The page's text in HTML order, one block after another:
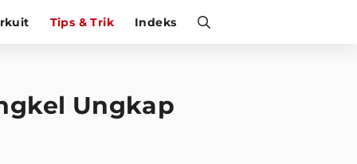
Tips & Trik Indeks
Ungkap